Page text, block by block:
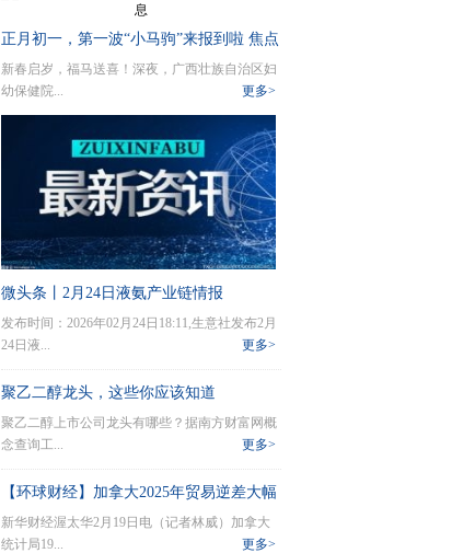
正月初一，第一波“小马驹”来报到啦 焦点
讯息
新春启岁，福马送喜！深夜，广西壮族自治区妇
幼保健院...
更多>
微头条丨2月24日液氨产业链情报
发布时间：2026年02月24日18:11,生意社发布2月
24日液...
更多>
聚乙二醇龙头，这些你应该知道
（2026/2/20）_前沿资讯
聚乙二醇上市公司龙头有哪些？据南方财富网概
念查询工...
更多>
【环球财经】加拿大2025年贸易逆差大幅
扩大 对美依赖下降 每日热讯
新华财经渥太华2月19日电（记者林威）加拿大
统计局19...
更多>